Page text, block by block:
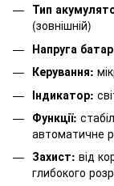
Тип
(зовнішній)
Напруга
Керування:
Індикатор:
Функції:
автоматичне
Захист: від
глибокого